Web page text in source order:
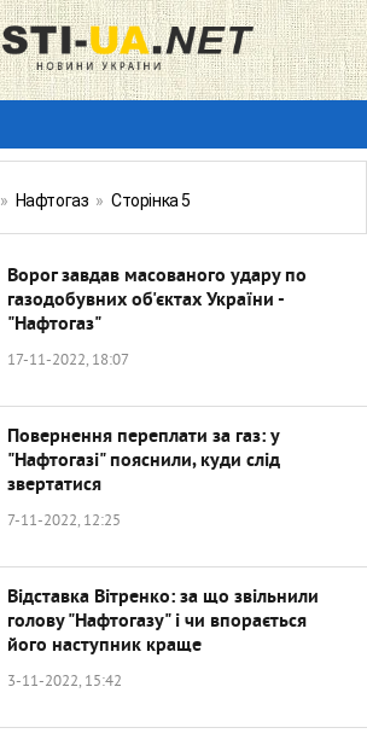
» Нафтогаз » Сторінка 5
Ворог завдав масованого удару по
газодобувних об'єктах України -
"Нафтогаз"
17-11-2022, 18:07
Повернення переплати за газ: у
"Нафтогазі" пояснили, куди слід
звертатися
7-11-2022, 12:25
Відставка Вітренко: за що звільнили
голову "Нафтогазу" і чи впорається
його наступник краще
3-11-2022, 15:42